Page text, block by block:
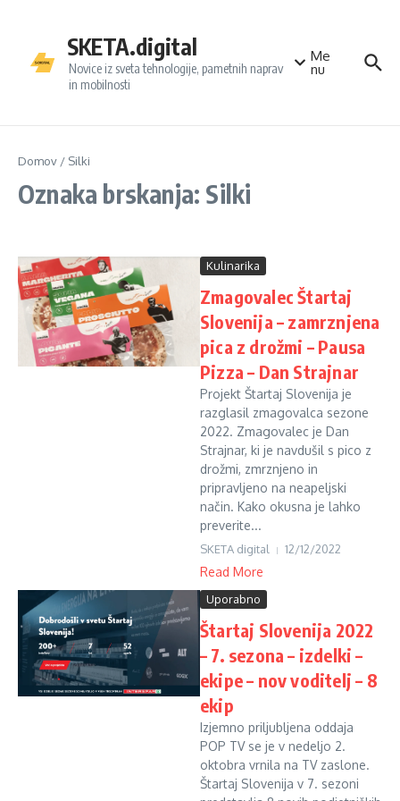
SKETA.digital
Novice iz sveta tehnologije, pametnih naprav
in mobilnosti
Me
nu
Domov / Silki
Oznaka brskanja: Silki
Kulinarika
Zmagovalec Štartaj
Slovenija – zamrznjena
pica z drožmi – Pausa
Pizza – Dan Strajnar
Projekt Štartaj Slovenija je
razglasil zmagovalca sezone
2022. Zmagovalec je Dan
Strajnar, ki je navdušil s pico z
drožmi, zmrznjeno in
pripravljeno na neapeljski
način. Kako okusna je lahko
preverite...
SKETA digital 12/12/2022
Read More
Uporabno
Štartaj Slovenija 2022
– 7. sezona – izdelki –
ekipe – nov voditelj – 8
ekip
Izjemno priljubljena oddaja
POP TV se je v nedeljo 2.
oktobra vrnila na TV zaslone.
Štartaj Slovenija v 7. sezoni